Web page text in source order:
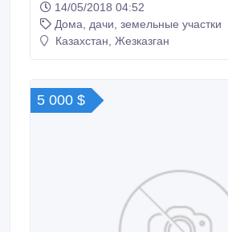
Расположен на расстоянии 500 м.
Имантау, рядом с домом сосновый бор –
заповедник. 4 комнаты, ванная, туалет в доме и на
14/05/2018 04:52
Дома, дачи, земельные участки
Казахстан, Жезказган
5 000 $